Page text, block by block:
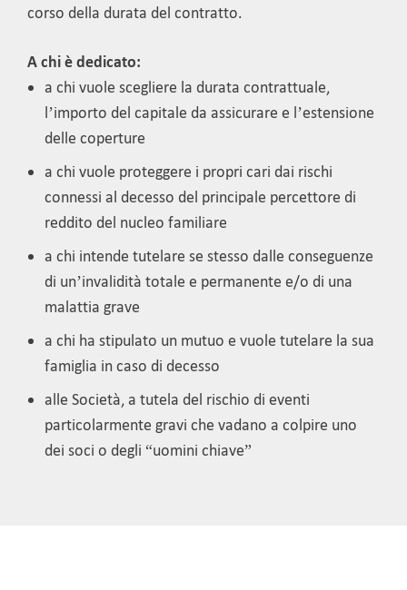
corso della durata del contratto.
A chi è dedicato:
a chi vuole scegliere la durata contrattuale,
l’importo del capitale da assicurare e l’estensione
delle coperture
a chi vuole proteggere i propri cari dai rischi
connessi al decesso del principale percettore di
reddito del nucleo familiare
a chi intende tutelare se stesso dalle conseguenze
di un’invalidità totale e permanente e/o di una
malattia grave
a chi ha stipulato un mutuo e vuole tutelare la sua
famiglia in caso di decesso
alle Società, a tutela del rischio di eventi
particolarmente gravi che vadano a colpire uno
dei soci o degli “uomini chiave”